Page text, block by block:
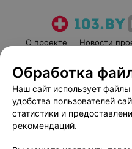
О проекте Новости
Пользовательское
Вакансии
Написать
Обработка
Наш сайт использует
удобства пользователей
статистики и
рекомендаций.